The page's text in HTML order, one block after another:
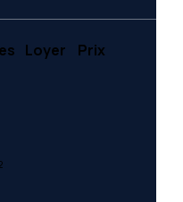
Loyer
Prix